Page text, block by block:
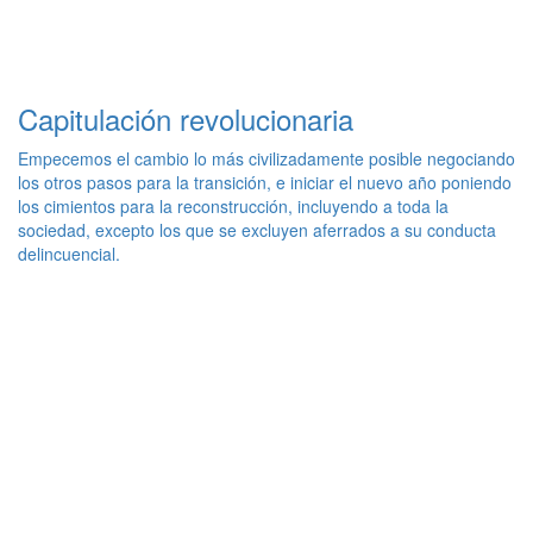
Capitulación revolucionaria
Empecemos el cambio lo más civilizadamente posible negociando
los otros pasos para la transición, e iniciar el nuevo año poniendo
los cimientos para la reconstrucción, incluyendo a toda la
sociedad, excepto los que se excluyen aferrados a su conducta
delincuencial.